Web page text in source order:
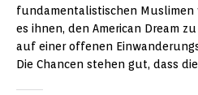
fundamentalistischen Muslimen
es ihnen, den American Dream
auf einer offenen
Die Chancen stehen gut, dass